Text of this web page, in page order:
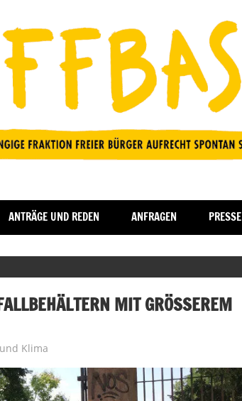
ANTRÄGE UND REDEN ANFRAGEN PRESSE
MIT GRÖSSEREM F
Klima